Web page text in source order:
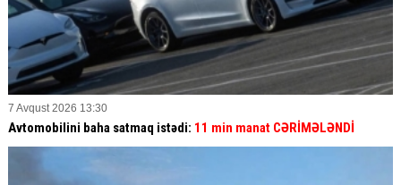
7 Avqust 2026 13:30
Avtomobilini baha satmaq istədi: 11 min manat CƏRİMƏLƏNDİ